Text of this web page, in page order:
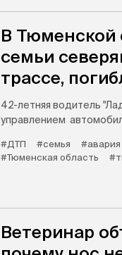
В Тюменской
семьи
трассе,
42-летняя водитель
управлением
#ДТП #семья #авария
#Тюменская область
Ветеринар